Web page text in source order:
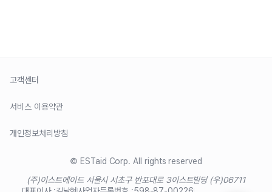
고객센터
서비스 이용약관
개인정보처리방침
© ESTaid Corp. All rights reserved
(주)이스트에이드 서울시 서초구 반포대로 3이스트빌딩 (우)06711